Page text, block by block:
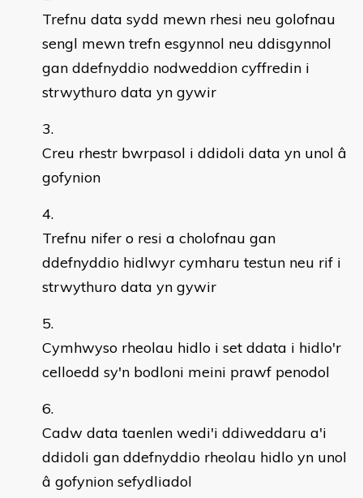
Trefnu data sydd mewn rhesi neu golofnau
sengl mewn trefn esgynnol neu ddisgynnol
gan ddefnyddio nodweddion cyffredin i
strwythuro data yn gywir
Creu rhestr bwrpasol i ddidoli data yn unol â
gofynion
Trefnu nifer o resi a cholofnau gan
ddefnyddio hidlwyr cymharu testun neu rif i
strwythuro data yn gywir
Cymhwyso rheolau hidlo i set ddata i hidlo'r
celloedd sy'n bodloni meini prawf penodol
Cadw data taenlen wedi'i ddiweddaru a'i
ddidoli gan ddefnyddio rheolau hidlo yn unol
â gofynion sefydliadol